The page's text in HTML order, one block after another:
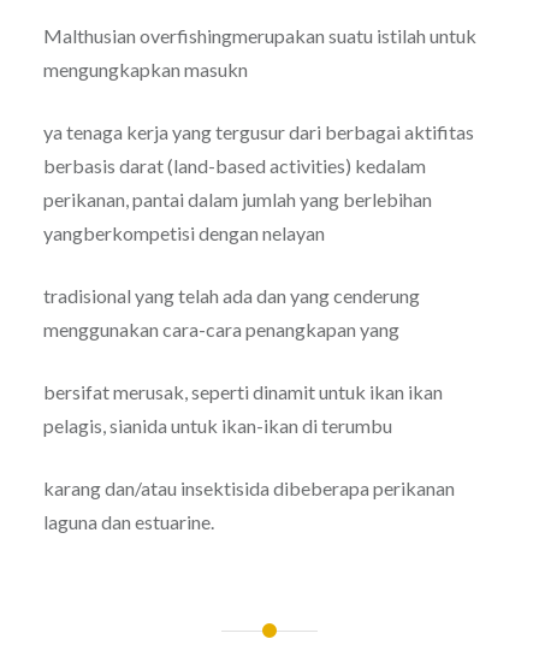
Malthusian overfishingmerupakan suatu istilah untuk
mengungkapkan masukn
ya tenaga kerja yang tergusur dari berbagai aktifitas
berbasis darat (land-based activities) kedalam
perikanan, pantai dalam jumlah yang berlebihan
yangberkompetisi dengan nelayan
tradisional yang telah ada dan yang cenderung
menggunakan cara-cara penangkapan yang
bersifat merusak, seperti dinamit untuk ikan ikan
pelagis, sianida untuk ikan-ikan di terumbu
karang dan/atau insektisida dibeberapa perikanan
laguna dan estuarine.